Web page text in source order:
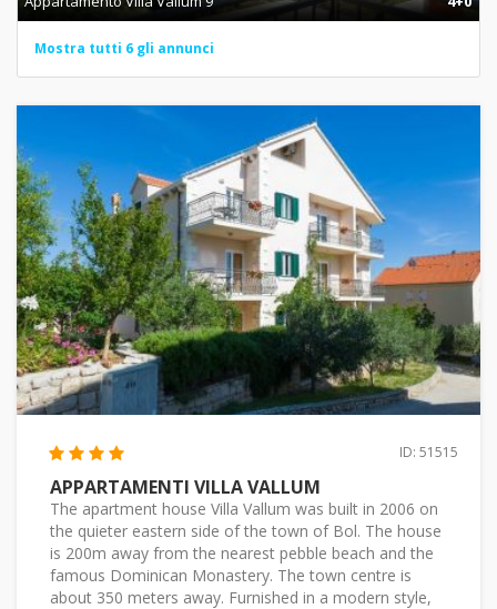
Mostra tutti 6 gli annunci
ID: 51515
APPARTAMENTI VILLA VALLUM
The apartment house Villa Vallum was built in 2006 on
the quieter eastern side of the town of Bol. The house
is 200m away from the nearest pebble beach and the
famous Dominican Monastery. The town centre is
about 350 meters away. Furnished in a modern style,